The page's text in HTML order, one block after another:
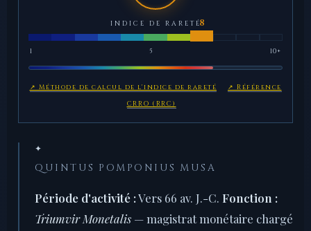
INDICE DE RARETÉ
1 5 10+
↗ Méthode de calcul de l'indice de rareté
↗ Référence
CRRO (RRC)
✦
QUINTUS POMPONIUS MUSA
Période d'activité :Vers 66 av. J.-C. Fonction :
Triumvir Monetalis — magistrat monétaire chargé